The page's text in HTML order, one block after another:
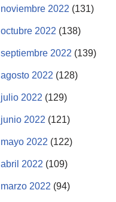
noviembre 2022 (131)
octubre 2022 (138)
septiembre 2022 (139)
agosto 2022 (128)
julio 2022 (129)
junio 2022 (121)
mayo 2022 (122)
abril 2022 (109)
marzo 2022 (94)